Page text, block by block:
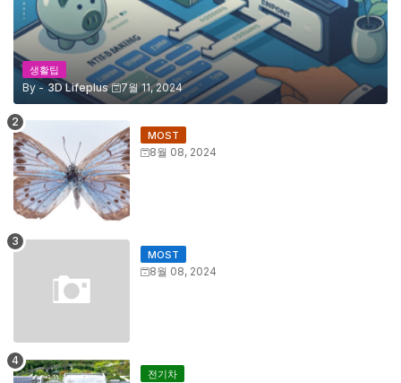
생활팁
By - 3D Lifeplus 7월 11, 2024
MOST
8월 08, 2024
MOST
8월 08, 2024
전기차